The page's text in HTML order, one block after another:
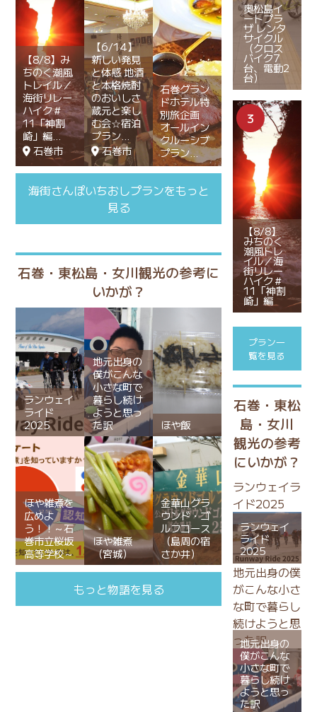
【8/8】み
ちのく潮風
トレイル／
海街リレー
ハイク＃
11「神割
崎」編
石巻市
【6/14】
新しい発見
と体感 地酒
と本格焼酎
のおいしさ
蔵元と楽し
む会☆宿泊
プラン
石巻市
石巻グラン
ドホテル特
別旅企画
オールイン
クルーシブ
プラン
海街さんぽいちおしプランをもっと
見る
石巻・東松島・女川観光の参考に
いかが？
ランウェイ
ライド
2025
地元出身の
僕がこんな
小さな町で
暮らし続け
ようと思っ
た訳
ほや飯
ほや雑煮を
広めよ
う！！～石
巻市立桜坂
高等学校～
ほや雑煮
（宮城）
金華山グラ
ウンド・ゴ
ルフコース
（島周の宿
さか井）
もっと物語を見る
奥松島イ
ートプラ
ザ レンタ
サイクル
（クロス
バイク7
台、電動2
台）
【8/8】
みちのく
潮風トレ
イル／海
街リレー
ハイク＃
11「神割
崎」編
プラン一
覧を見る
石巻・東松
島・女川
観光の参考
にいかが？
ランウェイラ
イド2025
ランウェイ
ライド
2025
地元出身の僕
がこんな小さ
な町で暮らし
続けようと思
った訳
地元出身の
僕がこんな
小さな町で
暮らし続け
ようと思っ
た訳